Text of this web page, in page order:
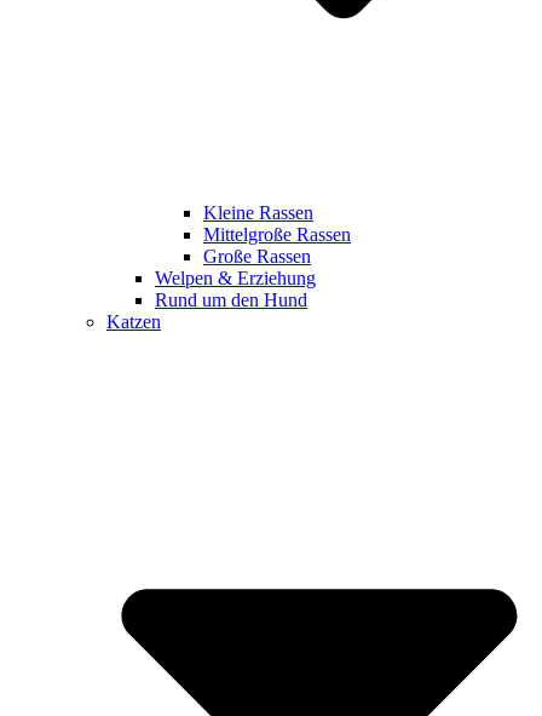
Kleine Rassen
Mittelgroße Rassen
Große Rassen
Welpen & Erziehung
Rund um den Hund
Katzen